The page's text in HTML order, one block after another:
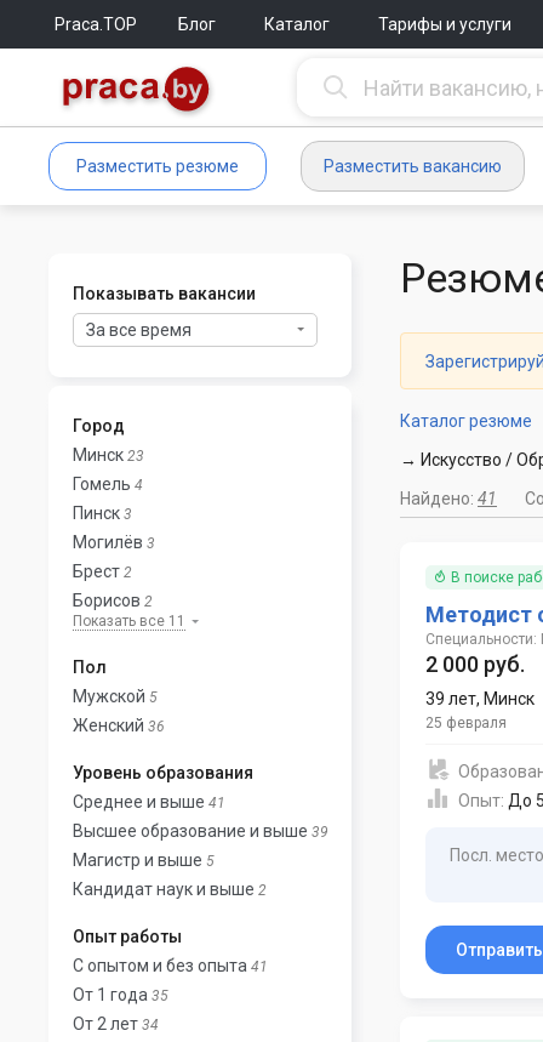
Praca.TOP Блог Каталог Тарифы и услуги
Разместить резюме Разместить вакансию
Показывать вакансии
За все время
Город
Минск 23
Гомель 4
Пинск 3
Могилёв 3
Брест 2
Борисов 2
Показать все 11
Пол
Мужской 5
Женский 36
Уровень образования
Среднее и выше 41
Высшее образование и выше 39
Магистр и выше 5
Кандидат наук и выше 2
Опыт работы
С опытом и без опыта 41
От 1 года 35
От 2 лет 34
Каталог резюме
→ Искусство /
Найдено: 41
В поиске
Методист
Специальности:
2 000 руб.
39 лет, Минск
25 февраля
Опыт: До
Посл.